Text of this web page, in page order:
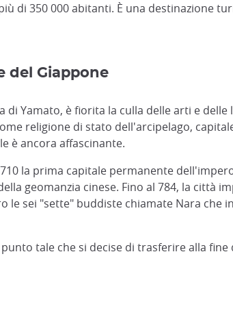
di 350 000 abitanti. È una destinazione
del Giappone
di Yamato, è fiorita la culla delle arti e
religione di stato dell'arcipelago,
è ancora affascinante.
la prima capitale permanente
geomanzia cinese. Fino al 784, la città
le sei "sette" buddiste chiamate Nara
tale che si decise di trasferire alla